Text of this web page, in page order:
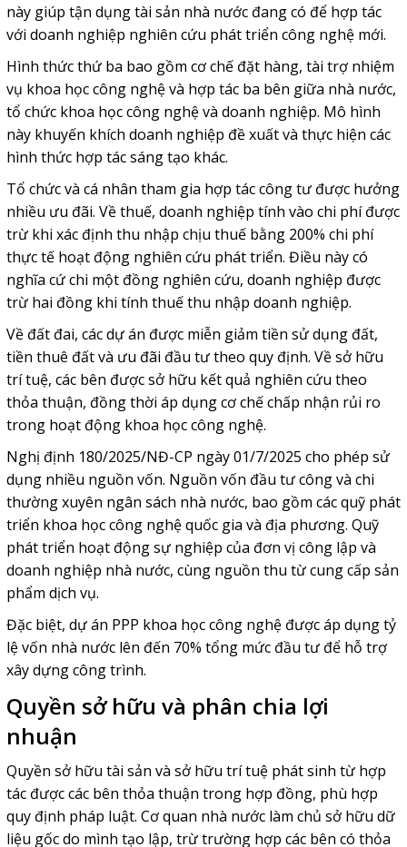
này giúp tận dụng tài sản nhà nước đang có để hợp tác
với doanh nghiệp nghiên cứu phát triển công nghệ mới.
Hình thức thứ ba bao gồm cơ chế đặt hàng, tài trợ nhiệm
vụ khoa học công nghệ và hợp tác ba bên giữa nhà nước,
tổ chức khoa học công nghệ và doanh nghiệp. Mô hình
này khuyến khích doanh nghiệp đề xuất và thực hiện các
hình thức hợp tác sáng tạo khác.
Tổ chức và cá nhân tham gia hợp tác công tư được hưởng
nhiều ưu đãi. Về thuế, doanh nghiệp tính vào chi phí được
trừ khi xác định thu nhập chịu thuế bằng 200% chi phí
thực tế hoạt động nghiên cứu phát triển. Điều này có
nghĩa cứ chi một đồng nghiên cứu, doanh nghiệp được
trừ hai đồng khi tính thuế thu nhập doanh nghiệp.
Về đất đai, các dự án được miễn giảm tiền sử dụng đất,
tiền thuê đất và ưu đãi đầu tư theo quy định. Về sở hữu
trí tuệ, các bên được sở hữu kết quả nghiên cứu theo
thỏa thuận, đồng thời áp dụng cơ chế chấp nhận rủi ro
trong hoạt động khoa học công nghệ.
Nghị định 180/2025/NĐ-CP ngày 01/7/2025 cho phép sử
dụng nhiều nguồn vốn. Nguồn vốn đầu tư công và chi
thường xuyên ngân sách nhà nước, bao gồm các quỹ phát
triển khoa học công nghệ quốc gia và địa phương. Quỹ
phát triển hoạt động sự nghiệp của đơn vị công lập và
doanh nghiệp nhà nước, cùng nguồn thu từ cung cấp sản
phẩm dịch vụ.
Đặc biệt, dự án PPP khoa học công nghệ được áp dụng tỷ
lệ vốn nhà nước lên đến 70% tổng mức đầu tư để hỗ trợ
xây dựng công trình.
Quyền sở hữu và phân chia lợi
nhuận
Quyền sở hữu tài sản và sở hữu trí tuệ phát sinh từ hợp
tác được các bên thỏa thuận trong hợp đồng, phù hợp
quy định pháp luật. Cơ quan nhà nước làm chủ sở hữu dữ
liệu gốc do mình tạo lập, trừ trường hợp các bên có thỏa